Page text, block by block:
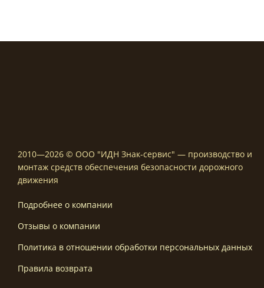
2010—2026 © ООО "ИДН Знак-сервис" — производство и
монтаж средств обеспечения безопасности дорожного
движения
Подробнее о компании
Отзывы о компании
Политика в отношении обработки персональных данных
Правила возврата